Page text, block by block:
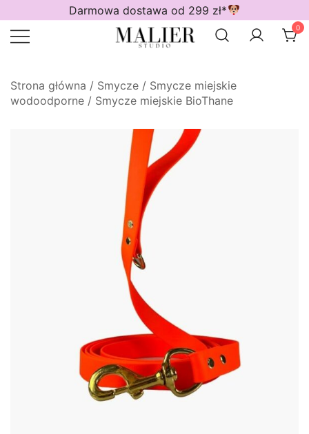
do
treści
Darmowa dostawa od 299 zł*
0
Strona główna / Smycze / Smycze miejskie
wodoodporne / Smycze miejskie BioThane